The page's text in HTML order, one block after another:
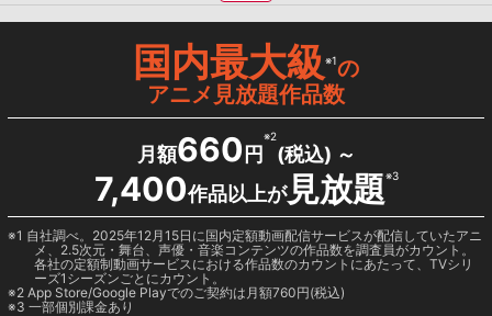
国内最大級※1の
アニメ見放題作品数
月額660 円
※2
(税込) ～
7,400作品以上が見放題※3
1 自社調べ。2025年12月15日に国内定額動画配信サービスが配信していたアニ
メ、2.5次元・舞台、声優・音楽コンテンツの作品数を調査員がカウント。
各社の定額制動画サービスにおける作品数のカウントにあたって、TVシリ
ーズ1シーズンごとにカウント。
2 App Store/Google Playでのご契約は月額760円(税込)
3 一部個別課金あり